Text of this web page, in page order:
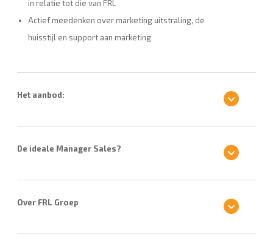
in relatie tot die van FRL
Actief meedenken over marketing uitstraling, de
huisstijl en support aan marketing
Het aanbod:
De ideale Manager Sales?
Over FRL Groep